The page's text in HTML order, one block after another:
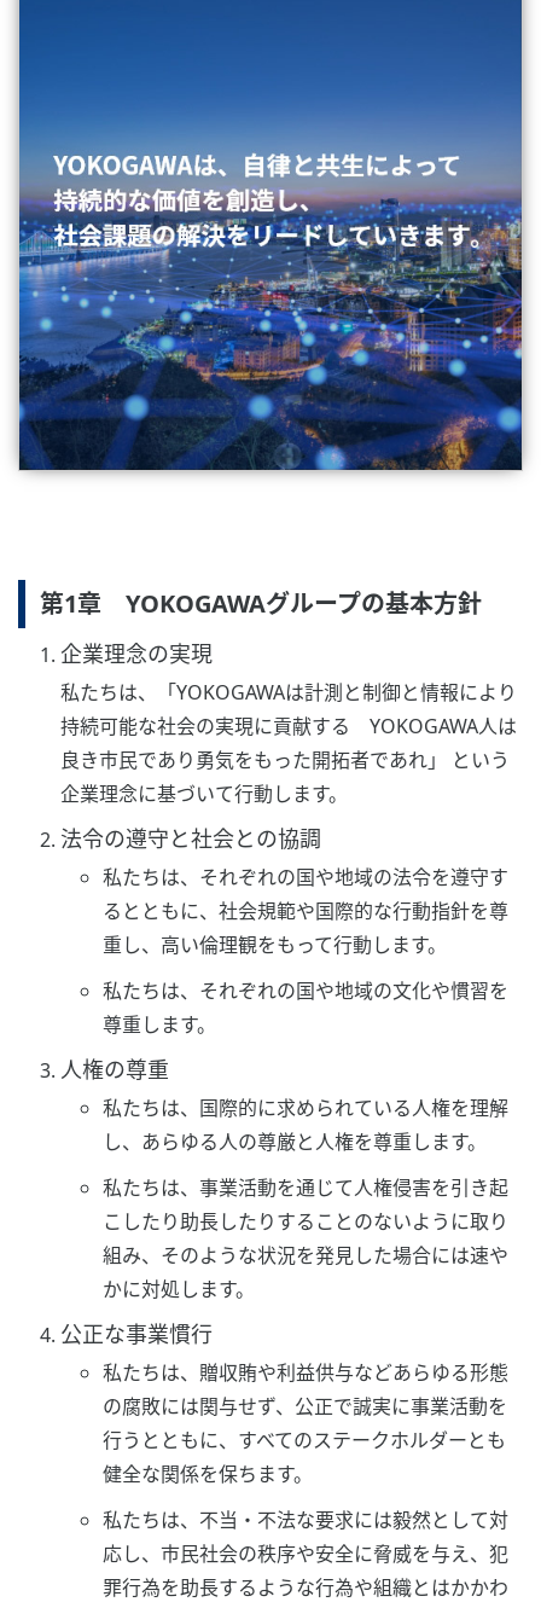
第1章 YOKOGAWAグループの基本方針
企業理念の実現
私たちは、「YOKOGAWAは計測と制御と情報により
持続可能な社会の実現に貢献する YOKOGAWA人は
良き市民であり勇気をもった開拓者であれ」 という
企業理念に基づいて行動します。
法令の遵守と社会との協調
私たちは、それぞれの国や地域の法令を遵守す
るとともに、社会規範や国際的な行動指針を尊
重し、高い倫理観をもって行動します。
私たちは、それぞれの国や地域の文化や慣習を
尊重します。
人権の尊重
私たちは、国際的に求められている人権を理解
し、あらゆる人の尊厳と人権を尊重します。
私たちは、事業活動を通じて人権侵害を引き起
こしたり助長したりすることのないように取り
組み、そのような状況を発見した場合には速や
かに対処します。
公正な事業慣行
私たちは、贈収賄や利益供与などあらゆる形態
の腐敗には関与せず、公正で誠実に事業活動を
行うとともに、すべてのステークホルダーとも
健全な関係を保ちます。
私たちは、不当・不法な要求には毅然として対
応し、市民社会の秩序や安全に脅威を与え、犯
罪行為を助長するような行為や組織とはかかわ